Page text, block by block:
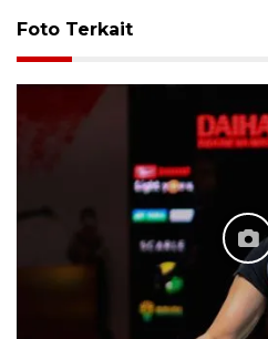
Foto Terkait